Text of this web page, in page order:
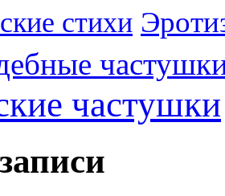
стихи
частушки